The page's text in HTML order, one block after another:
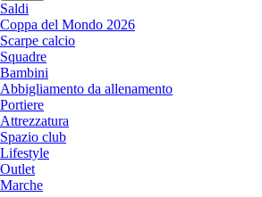
Saldi
Coppa del Mondo 2026
Scarpe calcio
Squadre
Bambini
Abbigliamento da allenamento
Portiere
Attrezzatura
Spazio club
Lifestyle
Outlet
Marche